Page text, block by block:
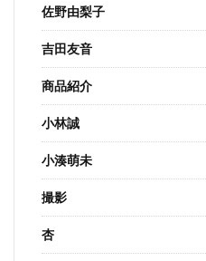
佐野由梨子
吉田友音
商品紹介
小林誠
小湊萌未
撮影
杏